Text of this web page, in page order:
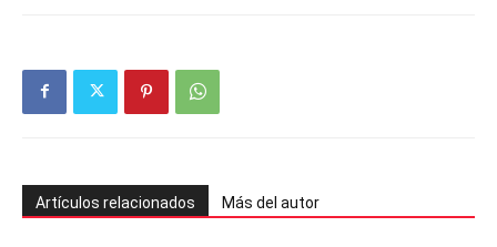
Artículos relacionados Más del autor